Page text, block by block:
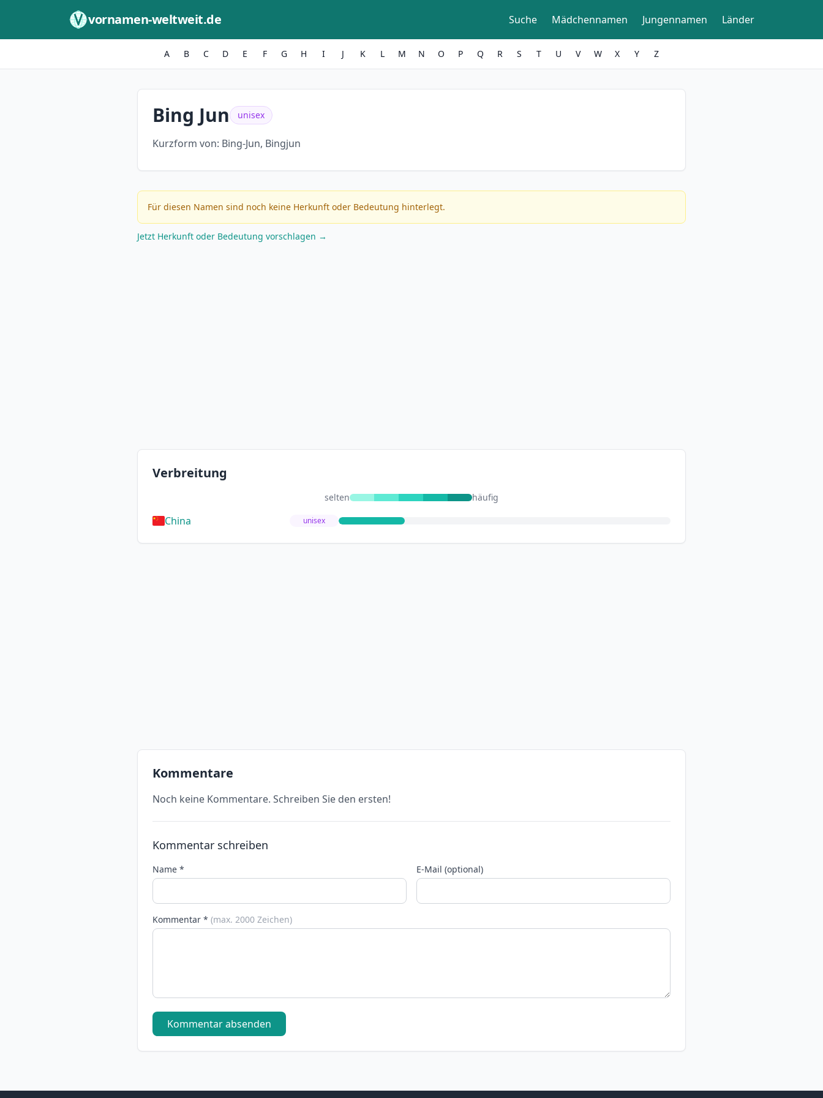
vornamen-weltweit.de Suche Mädchennamen Jungennamen Länder
A B C D E F G H I J K L M N O P Q R S T U V W X Y Z
Bing Jun unisex
Kurzform von: Bing-Jun, Bingjun
Für diesen Namen sind noch keine Herkunft oder Bedeutung hinterlegt.
Jetzt Herkunft oder Bedeutung vorschlagen →
Verbreitung
selten häufig
China unisex
Kommentare
Noch keine Kommentare. Schreiben Sie den ersten!
Kommentar schreiben
Name * E-Mail (optional)
Kommentar * (max. 2000 Zeichen)
Kommentar absenden